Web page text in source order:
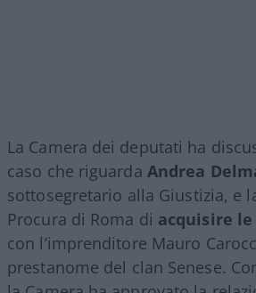
La Camera dei deputati ha
caso che riguarda Andrea
sottosegretario alla Giustizia, e
Procura di Roma di acquisire
con l’imprenditore Mauro
prestanome del clan Senese.